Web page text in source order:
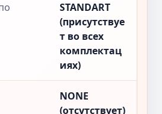
STANDART
(присутствуе
т во всех
комплектац
иях)
NONE
(отсутствует)